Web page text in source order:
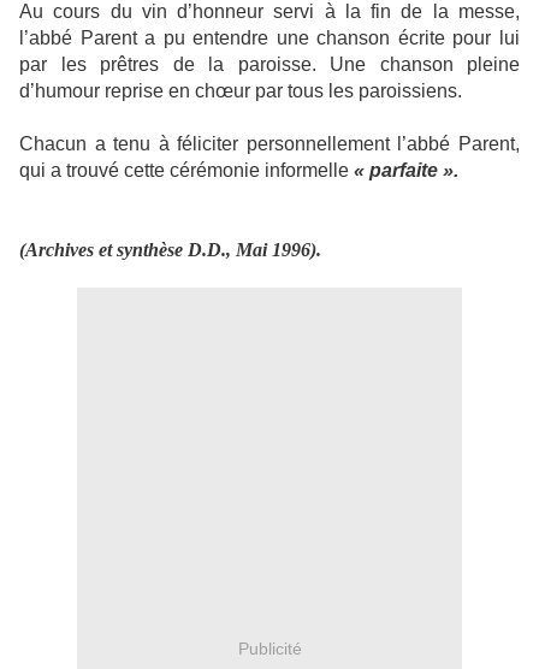
Au cours du vin d’honneur servi à la fin de la messe,
l’abbé Parent a pu entendre une chanson écrite pour lui
par les prêtres de la paroisse. Une chanson pleine
d’humour reprise en chœur par tous les paroissiens.
Chacun a tenu à féliciter personnellement l’abbé Parent,
qui a trouvé cette cérémonie informelle « parfaite ».
(Archives et synthèse D.D., Mai 1996).
Publicité